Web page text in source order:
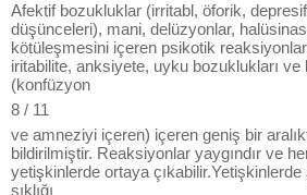
Afektif bozukluklar (irritabl, öforik,
düşünceleri), mani, delüzyonlar,
kötüleşmesini içeren psikotik
iritabilite, anksiyete, uyku bozuklukları
(konfüzyon
8 / 11
ve amneziyi içeren) içeren geniş bir
bildirilmiştir. Reaksiyonlar yaygındır ve
yetişkinlerde ortaya
sıklığı